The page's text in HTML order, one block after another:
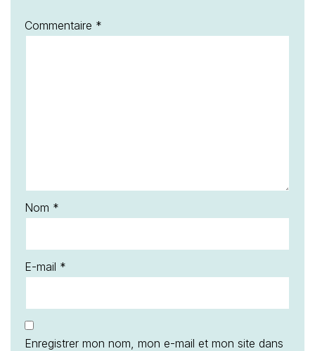
Commentaire *
Nom *
E-mail *
Enregistrer mon nom, mon e-mail et mon site dans